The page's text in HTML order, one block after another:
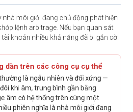
nhà môi giới đang chủ động phát hiện
lệnh arbitrage. Nếu bạn quan sát
khoản nhiều khả năng đã bị gắn cờ:
dần trên các công cụ cụ thể
là ngẫu nhiên và đối xứng —
khi âm, trung bình gần bằng
âm có hệ thống trên cùng một
phiên nghĩa là nhà môi giới đang